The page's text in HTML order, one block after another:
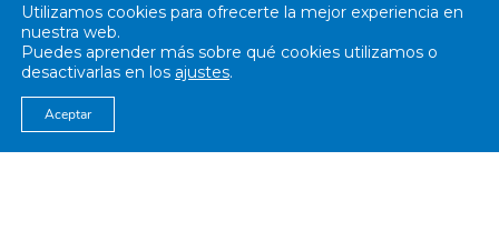
Política de Cookies
© 2026
Utilizamos cookies para ofrecerte la mejor experiencia en
nuestra web.
Puedes aprender más sobre qué cookies utilizamos o
desactivarlas en los ajustes.
Aceptar